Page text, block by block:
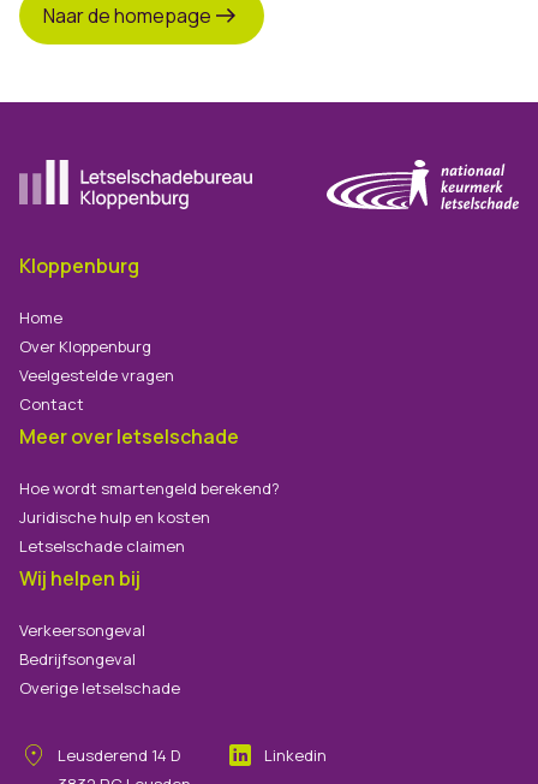
Naar de homepage
Kloppenburg
Home
Over Kloppenburg
Veelgestelde vragen
Contact
Meer over letselschade
Hoe wordt smartengeld berekend?
Juridische hulp en kosten
Letselschade claimen
Wij helpen bij
Verkeersongeval
Bedrijfsongeval
Overige letselschade
Leusderend 14 D
Linkedin